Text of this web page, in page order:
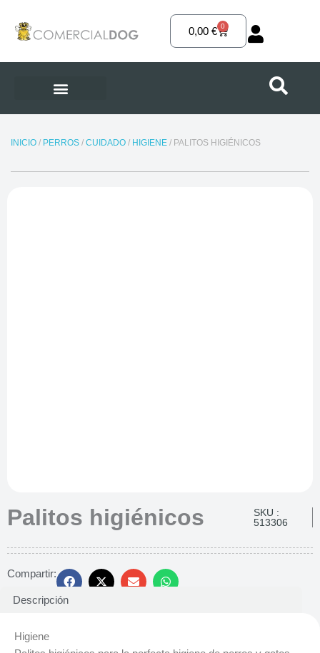
contenido
0,00€ 0
Carrito
INICIO/ PERROS/ CUIDADO/ HIGIENE/ PALITOS HIGIÉNICOS
Palitos higiénicos
SKU :
513306
Compartir:
Descripción
Higiene